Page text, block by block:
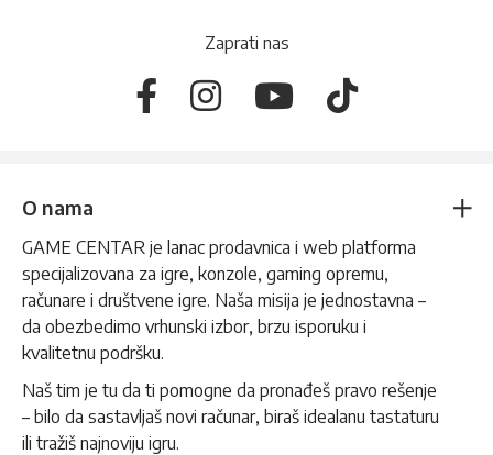
Zaprati nas
O nama
GAME CENTAR je lanac prodavnica i web platforma
specijalizovana za igre, konzole, gaming opremu,
računare i društvene igre. Naša misija je jednostavna –
da obezbedimo vrhunski izbor, brzu isporuku i
kvalitetnu podršku.
Naš tim je tu da ti pomogne da pronađeš pravo rešenje
– bilo da sastavljaš novi računar, biraš idealanu tastaturu
ili tražiš najnoviju igru.